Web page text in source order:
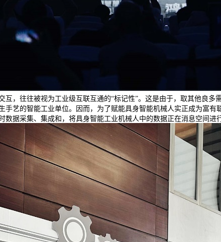
互，往往被视为工业级互联互通的“标记性”。这是由于，取其他良
手艺的智能工业单位。因而，为了赋能具身智能机械人实正成为富
数据采集、集成和，将具身智能工业机械人中的数据正在消息空间进